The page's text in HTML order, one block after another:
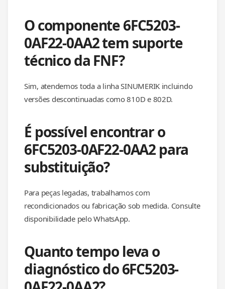
O componente 6FC5203-
0AF22-0AA2 tem suporte
técnico da FNF?
Sim, atendemos toda a linha SINUMERIK incluindo
versões descontinuadas como 810D e 802D.
É possível encontrar o
6FC5203-0AF22-0AA2 para
substituição?
Para peças legadas, trabalhamos com
recondicionados ou fabricação sob medida. Consulte
disponibilidade pelo WhatsApp.
Quanto tempo leva o
diagnóstico do 6FC5203-